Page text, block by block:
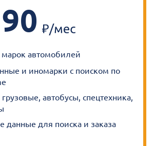
автомобилей
и иномарки с поиском по
автобусы, спецтехника,
данные для поиска и заказа